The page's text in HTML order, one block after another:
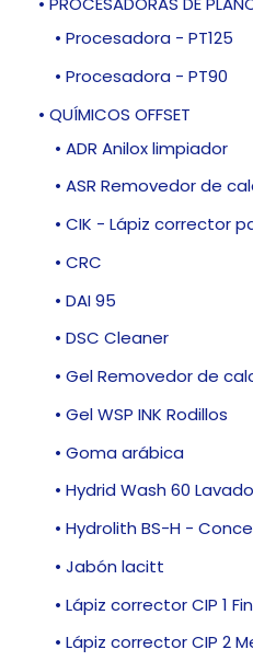
• Procesadora - PT125
• Procesadora - PT90
• QUÍMICOS OFFSET
• ADR Anilox limpiador
• ASR Removedor de
• CIK - Lápiz corrector
• CRC
• DAI 95
• DSC Cleaner
• Gel Removedor de
• Gel WSP INK Rodillos
• Goma arábica
• Hydrid Wash 60
• Hydrolith BS-H -
• Jabón lacitt
• Lápiz corrector CIP 1
• Lápiz corrector CIP 2